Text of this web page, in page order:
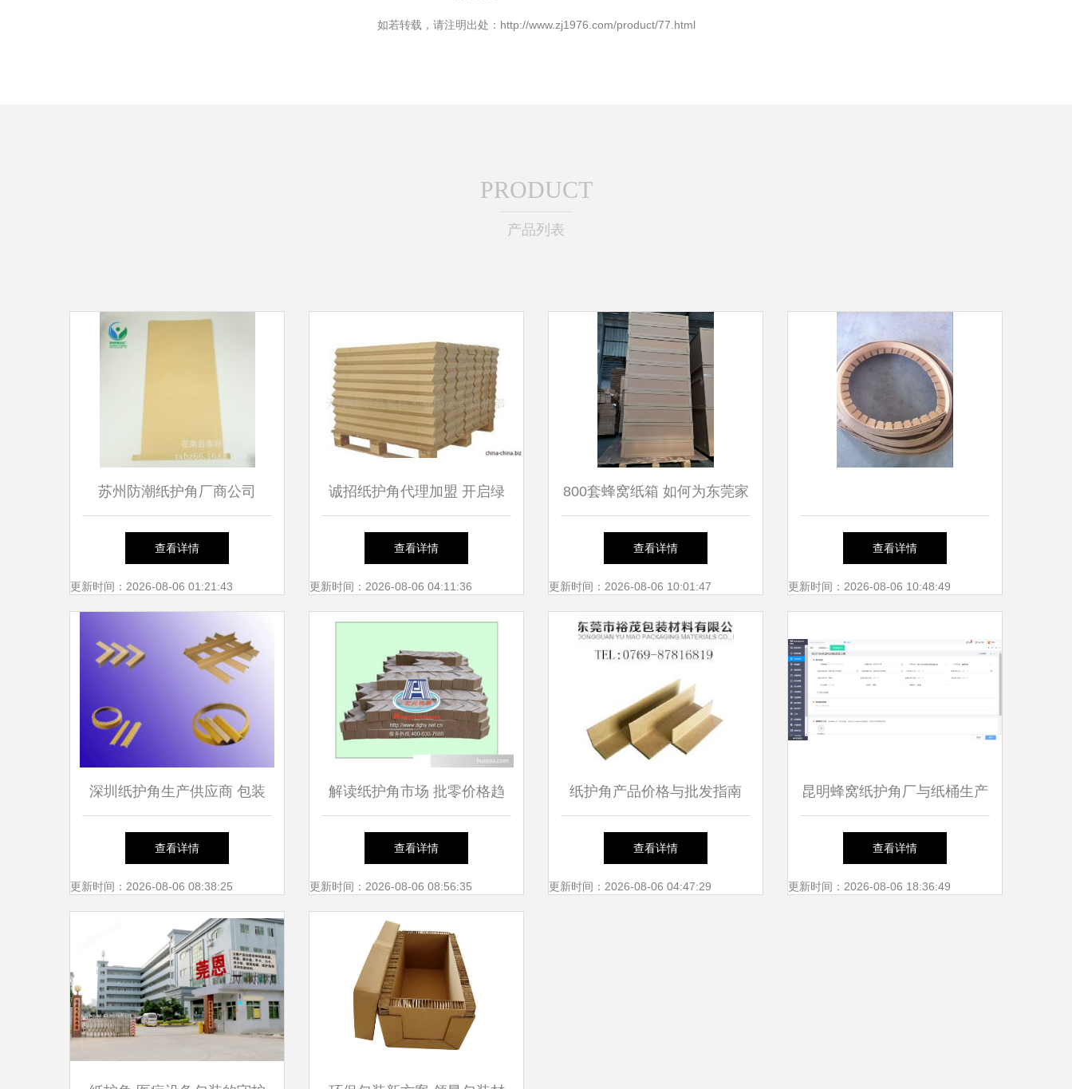
如若转载，请注明出处：http://www.zj1976.com/product/77.html
PRODUCT
产品列表
苏州防潮纸护角厂商公司
2018年最新批发趋势与市场解
析
查看详情
更新时间：2026-08-06 01:21:43
诚招纸护角代理加盟 开启绿
色包装新蓝海
查看详情
更新时间：2026-08-06 04:11:36
800套蜂窝纸箱 如何为东莞家
具公司破解包装难题？
查看详情
更新时间：2026-08-06 10:01:47
查看详情
更新时间：2026-08-06 10:48:49
深圳纸护角生产供应商 包装
印刷领域的隐形守护者
查看详情
更新时间：2026-08-06 08:38:25
解读纸护角市场 批零价格趋
势与采购优势指南
查看详情
更新时间：2026-08-06 08:56:35
纸护角产品价格与批发指南
如何选对厂家
查看详情
更新时间：2026-08-06 04:47:29
昆明蜂窝纸护角厂与纸桶生产
的ERP流程优化实践
查看详情
更新时间：2026-08-06 18:36:49